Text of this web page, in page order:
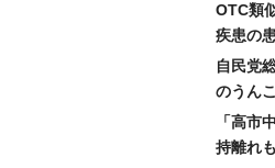
OTC類
疾患の
自民党
のうん
「高市
持離れ